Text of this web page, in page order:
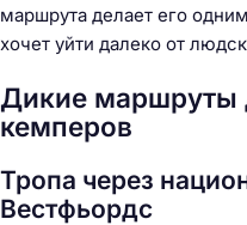
маршрута делает его
хочет уйти далеко от
Дикие маршруты
кемперов
Тропа через
Вестфьордс